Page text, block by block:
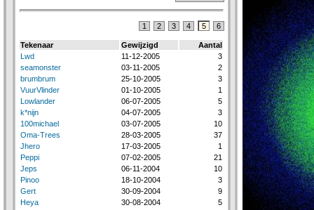
1 2 3 4 5 6
Tekenaar Gewijzigd
Aantal
Lwd
11-12-2005
3
seamonster
03-11-2005
2
brumbrum
25-10-2005
3
VuurVlinder
01-10-2005
1
Lowlander
06-07-2005
5
k*nijn
04-07-2005
3
100michael
03-07-2005
10
Oma-Trees
28-03-2005
37
Jhero
17-03-2005
1
Peppi
07-02-2005
21
Jeps
06-11-2004
10
Pinoo
18-10-2004
3
Gert
30-09-2004
9
Heya
30-08-2004
5